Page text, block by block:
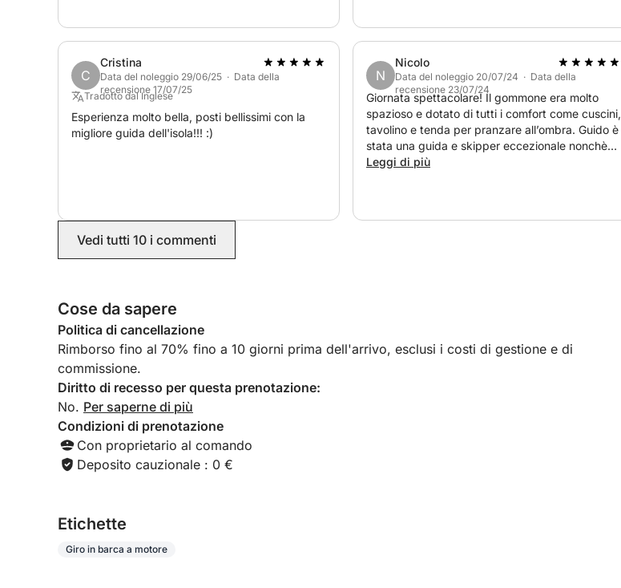
Disponibili anche le mezze giornate.
Non rimane che salire a bordo e godere di una giornata indimenticabile !
C
Cristina
Data del noleggio 29/06/25 · Data della
recensione 17/07/25
Tradotto dal Inglese
Esperienza molto bella, posti bellissimi con la
migliore guida dell'isola!!! :)
N
Nicolo
Data del noleggio 20/07/24 · Data della
recensione 23/07/24
Giornata spettacolare! Il gommone era molto
spazioso e dotato di tutti i comfort come cuscini,
tavolino e tenda per pranzare all’ombra. Guido è
stata una guida e skipper eccezionale nonchè
molto simpatico! Lo ricontatteremo certamente
Leggi di più
Vedi tutti 10 i commenti
Cose da sapere
Politica di cancellazione
Rimborso fino al 70% fino a 10 giorni prima dell'arrivo, esclusi i costi di gestione e di
commissione.
Diritto di recesso per questa prenotazione:
No. Per saperne di più
Condizioni di prenotazione
Con proprietario al comando
Deposito cauzionale : 0 €
Etichette
Giro in barca a motore